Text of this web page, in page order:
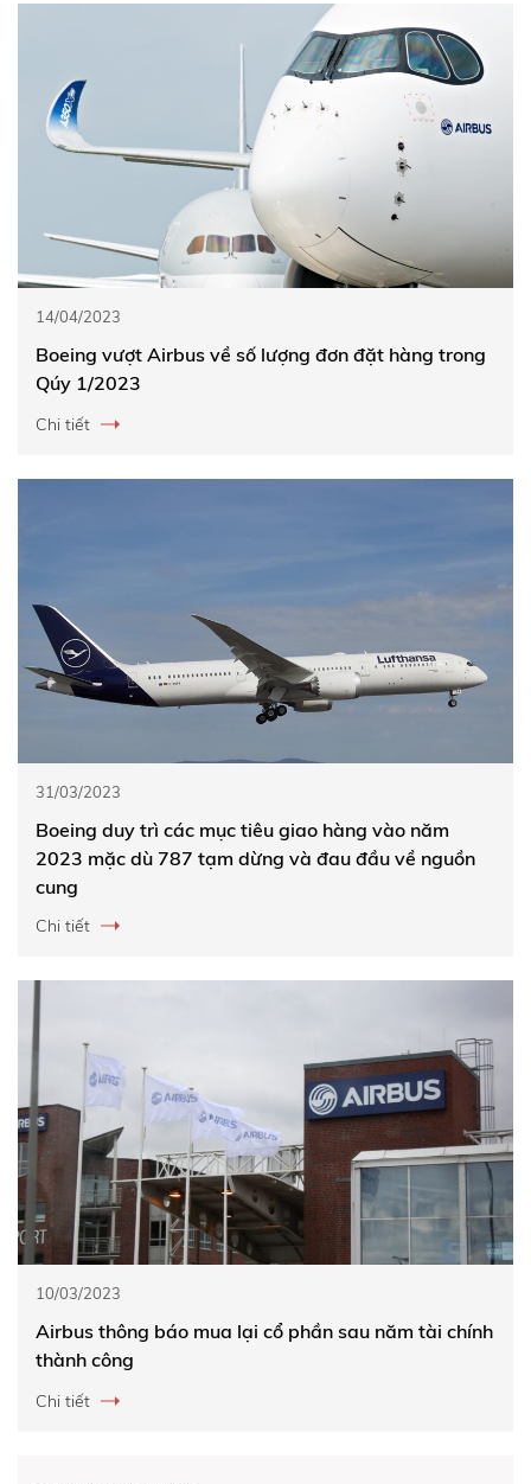
14/04/2023
Boeing vượt Airbus về số lượng đơn đặt hàng trong
Qúy 1/2023
Chi tiết
31/03/2023
Boeing duy trì các mục tiêu giao hàng vào năm
2023 mặc dù 787 tạm dừng và đau đầu về nguồn
cung
Chi tiết
10/03/2023
Airbus thông báo mua lại cổ phần sau năm tài chính
thành công
Chi tiết